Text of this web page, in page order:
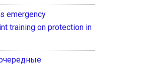
emergency
training on protection in